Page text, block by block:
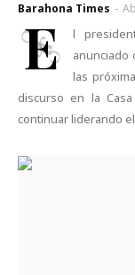
Barahona Times -
E
l
anunciado
las
discurso en la
continuar liderando